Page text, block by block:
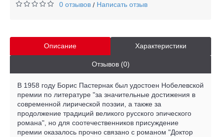
0 отзывов / Написать отзыв
Описание Характеристики
Отзывов (0)
В 1958 году Борис Пастернак был удостоен Нобелевской
премии по литературе "за значительные достижения в
современной лирической поэзии, а также за
продолжение традиций великого русского эпического
романа", но для соотечественников присуждение
премии оказалось прочно связано с романом "Доктор